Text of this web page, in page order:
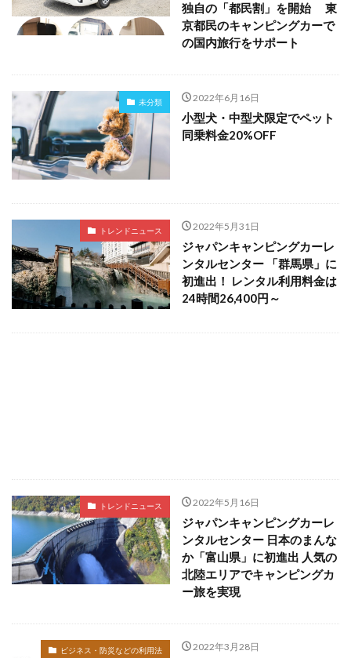
独自の「都民割」を開始 東
京都民のキャンピングカーで
の国内旅行をサポート
未分類 2022年6月16日
小型犬・中型犬限定でペット
同乗料金20%OFF
トレンドニュース 2022年5月31日
ジャパンキャンピングカーレ
ンタルセンター 「群馬県」に
初進出！ レンタル利用料金は
24時間26,400円～
トレンドニュース 2022年5月16日
ジャパンキャンピングカーレ
ンタルセンター 日本のまんな
か「富山県」に初進出 人気の
北陸エリアでキャンピングカ
ー旅を実現
ビジネス・防災などの利用法 2022年3月28日